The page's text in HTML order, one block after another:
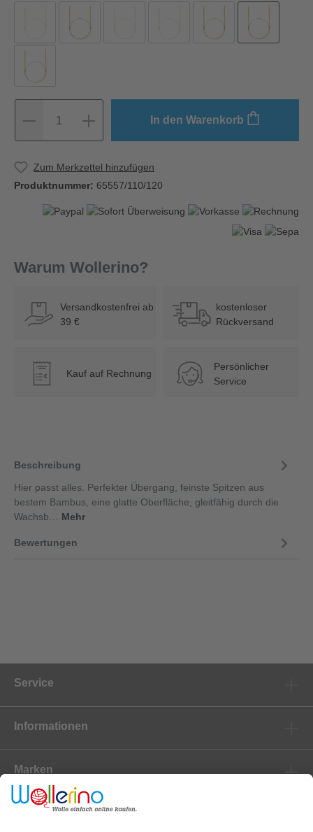
1 In den Warenkorb
Zum Merkzettel hinzufügen
Produktnummer: 65557/110/120
Warum Wollerino?
Versandkostenfrei ab
39 €
kostenloser
Rückversand
€ Kauf auf Rechnung
Persönlicher
Service
Beschreibung
Hier passt alles. Perfekter Übergang, feinste Spitzen aus
bestem Bambus, eine glatte Oberfläche, gleitfähig durch die
Wachsb… Mehr
Bewertungen
Service
Informationen
Marken
Newsletter